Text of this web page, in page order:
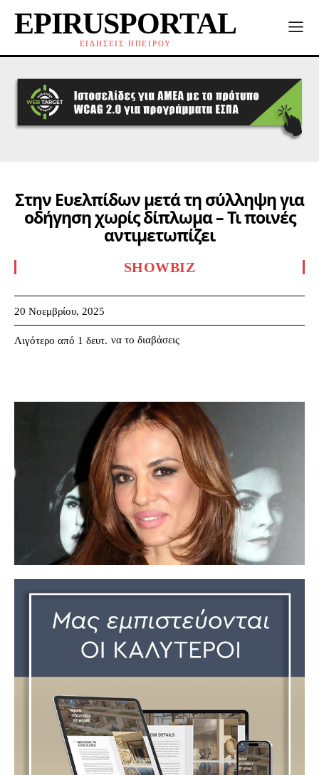
EPIRUSPORTAL
ΕΙΔΗΣΕΙΣ ΗΠΕΙΡΟΥ
Στην Ευελπίδων μετά τη σύλληψη για
οδήγηση χωρίς δίπλωμα – Τι ποινές
αντιμετωπίζει
SHOWBIZ
20 Νοεμβρίου, 2025
Λιγότερο από 1 δευτ. να το διαβάσεις